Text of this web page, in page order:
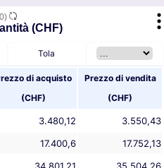
(CHF)
Tola
di acquisto
(CHF)
Prezzo di vendita
(CHF)
3.480,12
3.550,43
17.400,6
17.752,13